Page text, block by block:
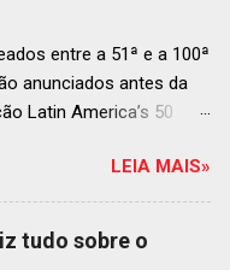
entre a 51ª e a 100ª
anunciados antes da
Latin America’s 50
Antígua, Guatemala
o brasileiro mais
estendida O Latin
anunciou hoje a
LEIA MAIS»
tudo sobre o